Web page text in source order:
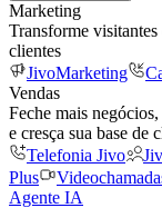
Marketing
Transforme visitantes
clientes
JivoMarketing
Vendas
Feche mais
e cresça sua base de
Telefonia Jivo
Plus
Agente IA